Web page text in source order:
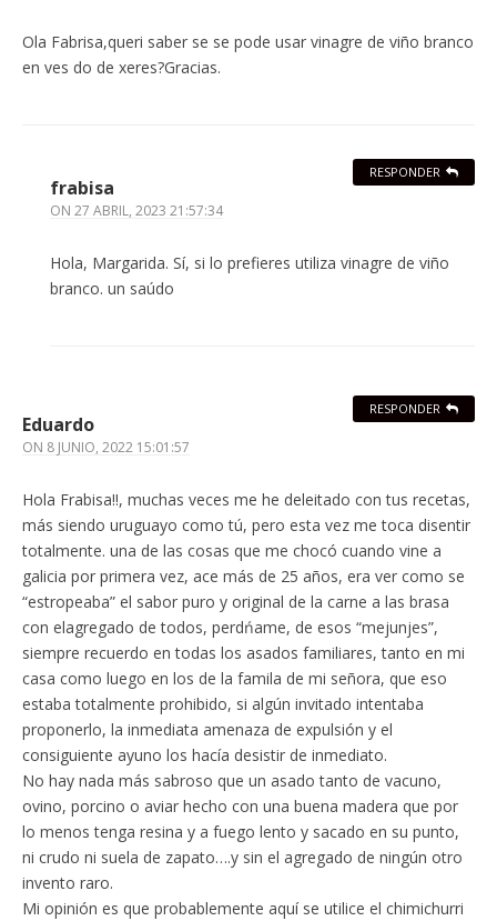
Ola Fabrisa,queri saber se se pode usar vinagre de viño branco
en ves do de xeres?Gracias.
frabisa
ON 27 ABRIL, 2023 21:57:34
Hola, Margarida. Sí, si lo prefieres utiliza vinagre de viño
branco. un saúdo
RESPONDER
Eduardo
ON 8 JUNIO, 2022 15:01:57
Hola Frabisa!!, muchas veces me he deleitado con tus recetas,
más siendo uruguayo como tú, pero esta vez me toca disentir
totalmente. una de las cosas que me chocó cuando vine a
galicia por primera vez, ace más de 25 años, era ver como se
“estropeaba” el sabor puro y original de la carne a las brasa
con elagregado de todos, perdńame, de esos “mejunjes”,
siempre recuerdo en todas los asados familiares, tanto en mi
casa como luego en los de la famila de mi señora, que eso
estaba totalmente prohibido, si algún invitado intentaba
proponerlo, la inmediata amenaza de expulsión y el
consiguiente ayuno los hacía desistir de inmediato.
No hay nada más sabroso que un asado tanto de vacuno,
ovino, porcino o aviar hecho con una buena madera que por
lo menos tenga resina y a fuego lento y sacado en su punto,
ni crudo ni suela de zapato….y sin el agregado de ningún otro
invento raro.
Mi opinión es que probablemente aquí se utilice el chimichurri
RESPONDER